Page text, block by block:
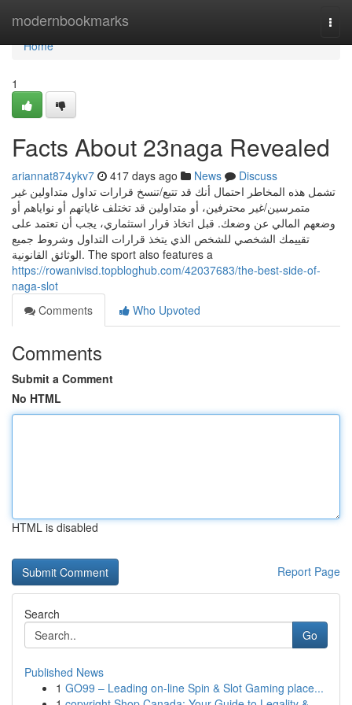
modernbookmarks
Home
Home
1
Facts About 23naga Revealed
ariannat874ykv7 417 days ago News
Discuss
تشمل هذه المخاطر احتمال أنك قد تتبع/تنسخ قرارات تداول متداولين غير
متمرسين/غير محترفين، أو متداولين قد تختلف غاياتهم أو نواياهم أو
وضعهم المالي عن وضعك. قبل اتخاذ قرار استثماري، يجب أن تعتمد على
تقييمك الشخصي للشخص الذي يتخذ قرارات التداول وشروط جميع
الوثائق القانونية. The sport also features a
https://rowanivisd.topbloghub.com/42037683/the-best-side-of-
naga-slot
Comments
Who Upvoted
Comments
Submit a Comment
No HTML
HTML is disabled
Report Page
Search
Go
Published News
1 GO99 – Leading on-line Spin & Slot Gaming place...